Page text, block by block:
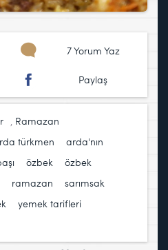
7 Yorum Yaz
Paylaş
Ramazan
türkmen
arda'nın
özbek
özbek
ramazan sarımsak
yemek tarifleri